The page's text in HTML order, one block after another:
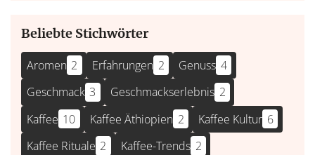
Beliebte Stichwörter
Aromen 2 Erfahrungen 2 Genuss 4
Geschmack 3 Geschmackserlebnis 2
Kaffee 10 Kaffee Äthiopien 2 Kaffee Kultur 6
Kaffee Rituale 2 Kaffee-Trends 2